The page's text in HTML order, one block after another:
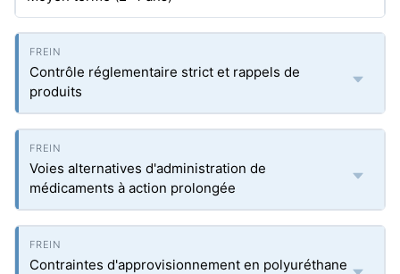
Contrôle réglementaire strict et rappels de
produits
Voies alternatives d'administration de
médicaments à action prolongée
Contraintes d'approvisionnement en polyuréthane